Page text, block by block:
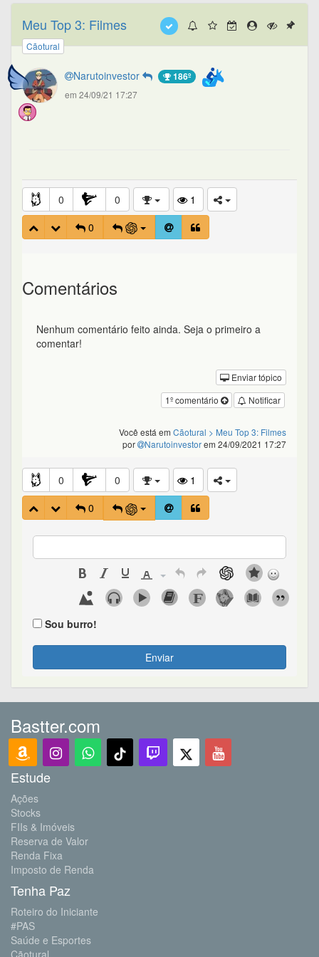
Meu Top 3: Filmes
Cãotural
Narutoinvestor 186º
em 24/09/21 17:27
0 0
1
0
Comentários
Nenhum comentário feito ainda. Seja o primeiro a
comentar!
Enviar tópico
Notificar
1º comentário
Você está em Cãotural > Meu Top 3: Filmes
por
Narutoinvestorem 24/09/2021 17:27
0 0
1
0
Sou burro!
Enviar
Bastter.com
Estude
Ações
Stocks
FIIs & Imóveis
Reserva de Valor
Renda Fixa
Imposto de Renda
Tenha Paz
Roteiro do Iniciante
#PAS
Saúde e Esportes
Cãotural